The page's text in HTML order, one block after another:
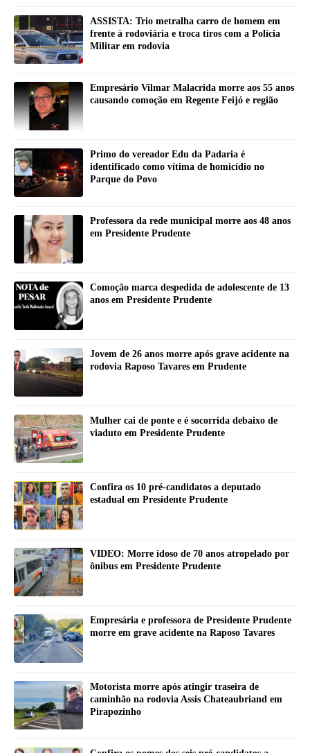
ASSISTA: Trio metralha carro de homem em
frente à rodoviária e troca tiros com a Polícia
Militar em rodovia
Empresário Vilmar Malacrida morre aos 55 anos
causando comoção em Regente Feijó e região
Primo do vereador Edu da Padaria é
identificado como vítima de homicídio no
Parque do Povo
Professora da rede municipal morre aos 48 anos
em Presidente Prudente
Comoção marca despedida de adolescente de 13
anos em Presidente Prudente
Jovem de 26 anos morre após grave acidente na
rodovia Raposo Tavares em Prudente
Mulher cai de ponte e é socorrida debaixo de
viaduto em Presidente Prudente
Confira os 10 pré-candidatos a deputado
estadual em Presidente Prudente
VIDEO: Morre idoso de 70 anos atropelado por
ônibus em Presidente Prudente
Empresária e professora de Presidente Prudente
morre em grave acidente na Raposo Tavares
Motorista morre após atingir traseira de
caminhão na rodovia Assis Chateaubriand em
Pirapozinho